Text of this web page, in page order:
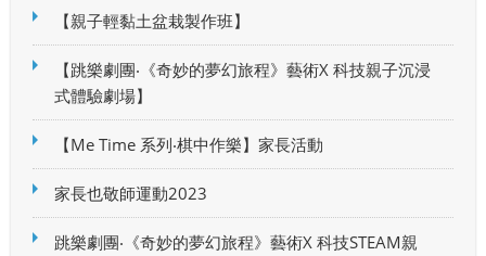
【親子輕黏土盆栽製作班】
【跳樂劇團‧《奇妙的夢幻旅程》藝術X 科技親子沉浸
式體驗劇場】
【Me Time 系列‧棋中作樂】家長活動
家長也敬師運動2023
跳樂劇團‧《奇妙的夢幻旅程》藝術X 科技STEAM親